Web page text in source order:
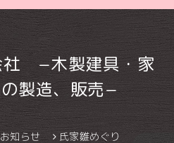
社 −木製建具・家
製造、販売−
お知らせ 氏家雛めぐり